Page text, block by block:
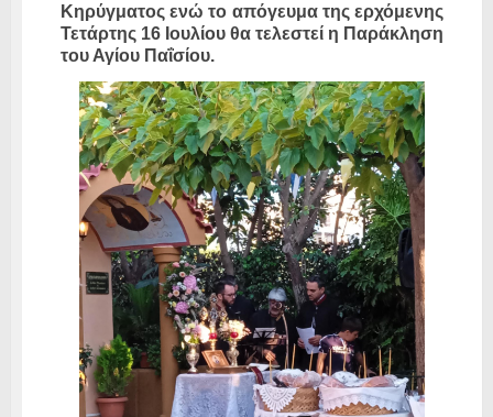
Κηρύγματος ενώ το απόγευμα της ερχόμενης
Τετάρτης 16 Ιουλίου θα τελεστεί η Παράκληση
του Αγίου Παΐσίου.